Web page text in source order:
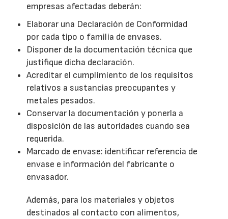
empresas afectadas deberán:
Elaborar una Declaración de Conformidad
por cada tipo o familia de envases.
Disponer de la documentación técnica que
justifique dicha declaración.
Acreditar el cumplimiento de los requisitos
relativos a sustancias preocupantes y
metales pesados.
Conservar la documentación y ponerla a
disposición de las autoridades cuando sea
requerida.
Marcado de envase: identificar referencia de
envase e información del fabricante o
envasador.
Además, para los materiales y objetos
destinados al contacto con alimentos,